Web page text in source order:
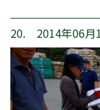
20. 2014年06月